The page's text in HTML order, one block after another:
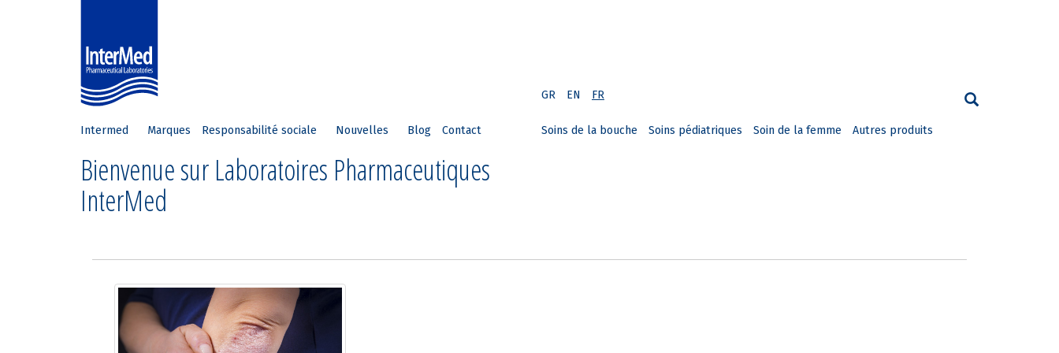
GR EN FR
Intermed Marques Responsabilité sociale Nouvelles Blog Contact
Bienvenue sur Laboratoires Pharmaceutiques
InterMed
Soins de la bouche Soins pédiatriques Soin de la femme Autres produits